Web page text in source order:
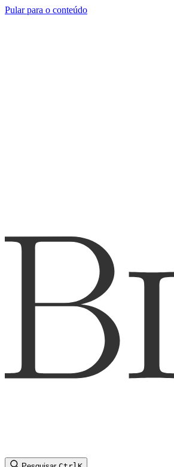
Pular para o conteúdo